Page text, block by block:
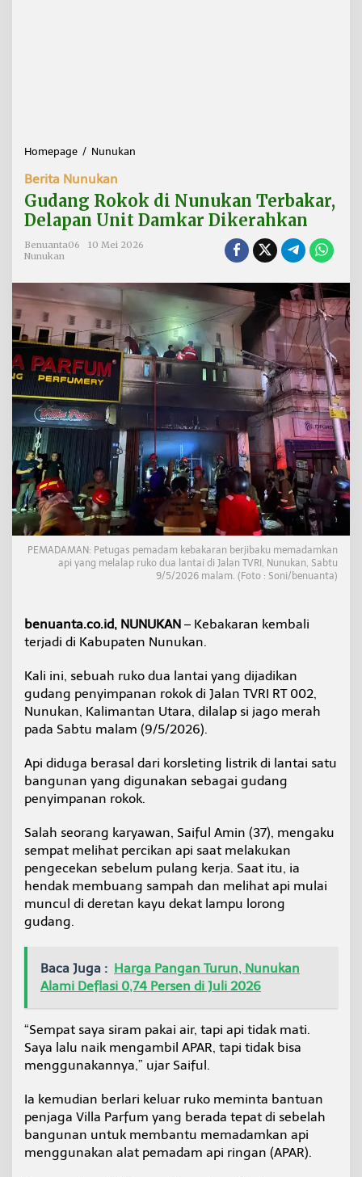
Homepage / Nunukan
a
n
g
o
i
N
u
n
u
n
T
e
r
b
,
a
p
a
U
n
t
D
m
k
a
r
i
k
e
a
h
Berita Nunukan
Gudang Rokok di Nunukan Terbakar,
Delapan Unit Damkar Dikerahkan
Benuanta06
10 Mei 2026
Nunukan
PEMADAMAN: Petugas pemadam kebakaran berjibaku memadamkan
api yang melalap ruko dua lantai di Jalan TVRI, Nunukan, Sabtu
9/5/2026 malam. (Foto : Soni/benuanta)
benuanta.co.id, NUNUKAN – Kebakaran kembali
terjadi di Kabupaten Nunukan.
Kali ini, sebuah ruko dua lantai yang dijadikan
gudang penyimpanan rokok di Jalan TVRI RT 002,
Nunukan, Kalimantan Utara, dilalap si jago merah
pada Sabtu malam (9/5/2026).
Api diduga berasal dari korsleting listrik di lantai satu
bangunan yang digunakan sebagai gudang
penyimpanan rokok.
Salah seorang karyawan, Saiful Amin (37), mengaku
sempat melihat percikan api saat melakukan
pengecekan sebelum pulang kerja. Saat itu, ia
hendak membuang sampah dan melihat api mulai
muncul di deretan kayu dekat lampu lorong
gudang.
Baca Juga : Harga Pangan Turun, Nunukan
Alami Deflasi 0,74 Persen di Juli 2026
“Sempat saya siram pakai air, tapi api tidak mati.
Saya lalu naik mengambil APAR, tapi tidak bisa
menggunakannya,” ujar Saiful.
Ia kemudian berlari keluar ruko meminta bantuan
penjaga Villa Parfum yang berada tepat di sebelah
bangunan untuk membantu memadamkan api
menggunakan alat pemadam api ringan (APAR).